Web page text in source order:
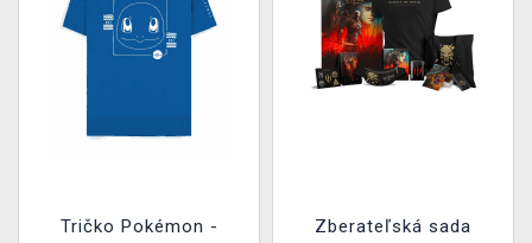
Tričko Pokémon -
Zberateľská sada